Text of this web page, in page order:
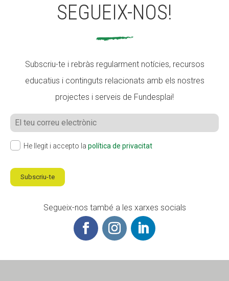
SEGUEIX-NOS!
Subscriu-te i rebràs regularment notícies, recursos
educatius i continguts relacionats amb els nostres
projectes i serveis de Fundesplai!
He llegit i accepto la política de privacitat
Subscriu-te
Segueix-nos també a les xarxes socials